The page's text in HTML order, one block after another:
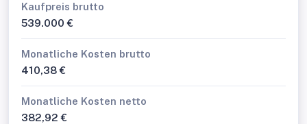
Kaufpreis brutto
539.000 €
Monatliche Kosten brutto
410,38 €
Monatliche Kosten netto
382,92 €